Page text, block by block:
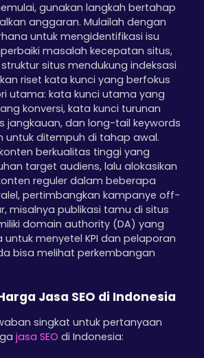
gunakan langkah bertahap
anggaran. Mulailah dengan
untuk mengidentifikasi isu
masalah kecepatan situs,
situs mendukung indeksasi
riset kata kunci yang berfokus
utama: kata kunci utama yang
konversi, kata kunci turunan
jangkauan, dan long-tail keywords
untuk ditempuh di tahap awal.
berkualitas tinggi yang
target audiens, lalu alokasikan
reguler dalam beberapa
pertimbangkan kampanye off-
misalnya publikasi tamu di situs
domain authority (DA) yang
menyetel KPI dan pelaporan
bisa melihat perkembangan
Jasa SEO di Indonesia
singkat untuk pertanyaan
jasa SEO di Indonesia: